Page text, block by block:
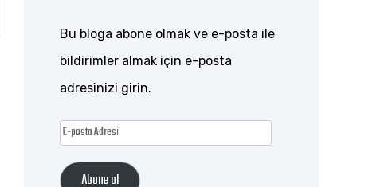
Bu bloga abone olmak ve e-posta ile
bildirimler almak için e-posta
adresinizi girin.
E-
AdresiAbone ol